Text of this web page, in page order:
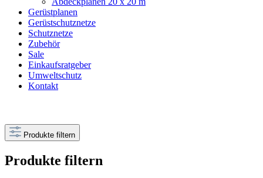
Gerüstplanen
Gerüstschutznetze
Schutznetze
Zubehör
Sale
Einkaufsratgeber
Umweltschutz
Kontakt
Produkte filtern
Produkte filtern